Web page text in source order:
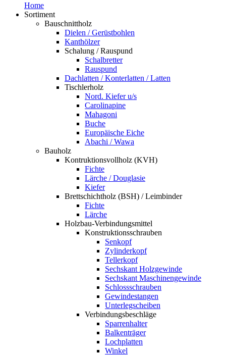
Home
Sortiment
Bauschnittholz
Dielen / Gerüstbohlen
Kanthölzer
Schalung / Rauspund
Schalbretter
Rauspund
Dachlatten / Konterlatten / Latten
Tischlerholz
Nord. Kiefer u/s
Carolinapine
Mahagoni
Buche
Europäische Eiche
Abachi / Wawa
Bauholz
Kontruktionsvollholz (KVH)
Fichte
Lärche / Douglasie
Kiefer
Brettschichtholz (BSH) / Leimbinder
Fichte
Lärche
Holzbau-Verbindungsmittel
Konstruktionsschrauben
Senkopf
Zylinderkopf
Tellerkopf
Sechskant Holzgewinde
Sechskant Maschinengewinde
Schlossschrauben
Gewindestangen
Unterlegscheiben
Verbindungsbeschläge
Sparrenhalter
Balkenträger
Lochplatten
Winkel